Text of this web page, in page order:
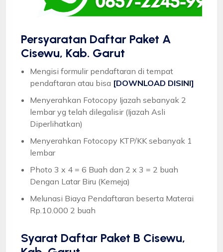
Persyaratan Daftar Paket A
Cisewu, Kab. Garut
Mengisi formulir pendaftaran di tempat
pendaftaran atau bisa [DOWNLOAD DISINI]
Menyerahkan Fotocopy Ijazah sebanyak 2
lembar yg telah dilegalisir (Ijazah Asli
Diperlihatkan)
Menyerahkan Fotocopy KTP/KK sebanyak 1
lembar
Photo 3 x 4 = 6 Buah dan 2 x 3 = 2 buah
Dengan Latar Biru (Kemeja)
Melunasi Biaya Pendaftaran beserta Materai
Rp.10.000 2 buah
Syarat Daftar Paket B Cisewu,